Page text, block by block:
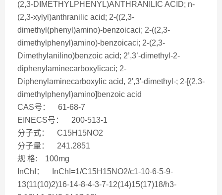
(2,3-DIMETHYLPHENYL)ANTHRANILIC ACID; n-
(2,3-xylyl)anthranilic acid; 2-((2,3-
dimethyl(phenyl)amino)-benzoicaci; 2-((2,3-
dimethylphenyl)amino)-benzoicaci; 2-(2,3-
Dimethylanilino)benzoic acid; 2’,3’-dimethyl-2-
diphenylaminecarboxylicaci; 2-
Diphenylaminecarboxylic acid, 2',3'-dimethyl-; 2-[(2,3-
dimethylphenyl)amino]benzoic acid
CAS号： 61-68-7
EINECS号： 200-513-1
分子式： C15H15NO2
分子量： 241.2851
规 格: 100mg
InChI： InChI=1/C15H15NO2/c1-10-6-5-9-
13(11(10)2)16-14-8-4-3-7-12(14)15(17)18/h3-